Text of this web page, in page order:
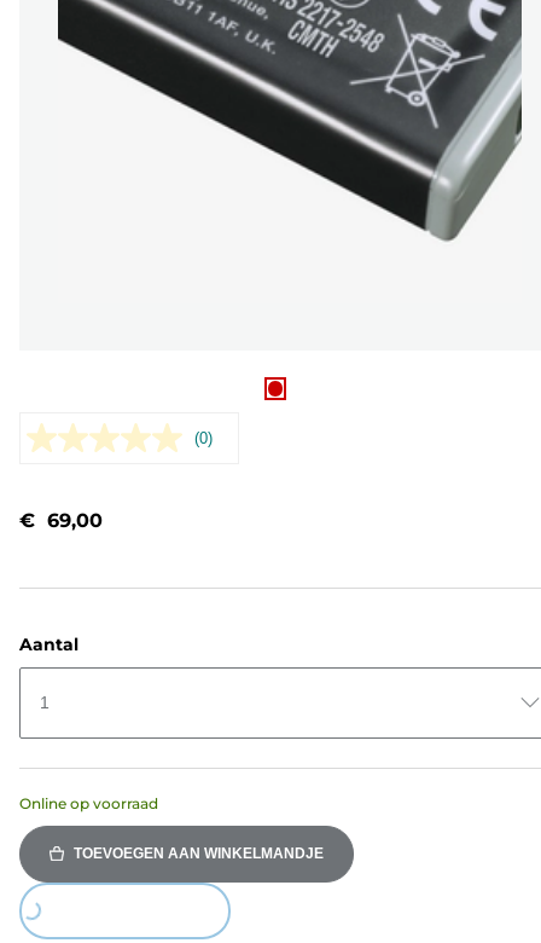
Geen
(0)
€ 69,00
Aantal
1
Online op voorraad
TOEVOEGEN AAN WINKELMANDJE
Loading...